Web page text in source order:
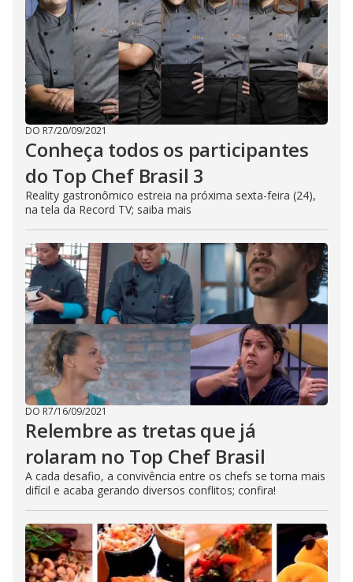
DO R7/20/09/2021
Conheça todos os participantes
do Top Chef Brasil 3
Reality gastronômico estreia na próxima sexta-feira (24),
na tela da Record TV; saiba mais
DO R7/16/09/2021
Relembre as tretas que já
rolaram no Top Chef Brasil
A cada desafio, a convivência entre os chefs se torna mais
difícil e acaba gerando diversos conflitos; confira!